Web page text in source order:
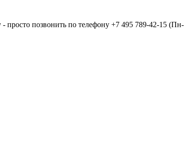
просто позвонить по телефону +7 495 789-42-15 (Пн-